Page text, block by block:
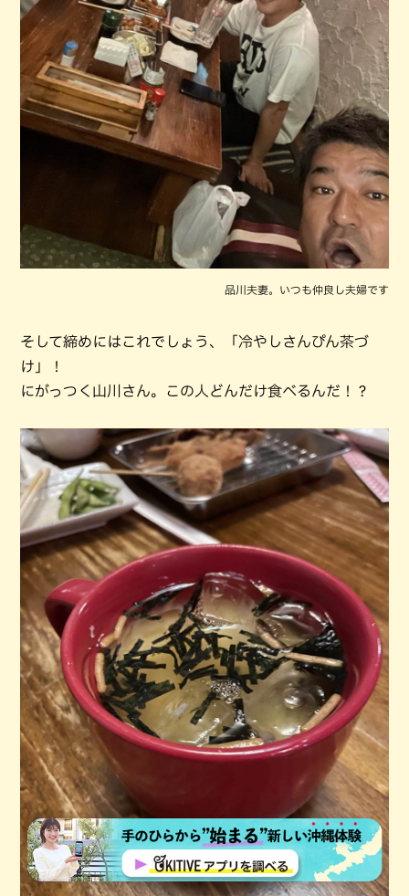
品川夫妻。いつも仲良し夫婦です
そして締めにはこれでしょう、「冷やしさんぴん茶づ
け」！
にがっつく山川さん。この人どんだけ食べるんだ！？